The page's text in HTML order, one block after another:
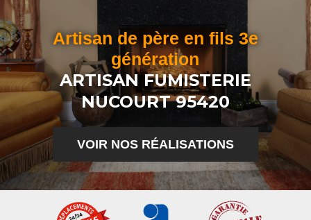
Artisan de père en fils 3e
génération
ARTISAN FUMISTERIE
NUCOURT 95420
VOIR NOS RÉALISATIONS